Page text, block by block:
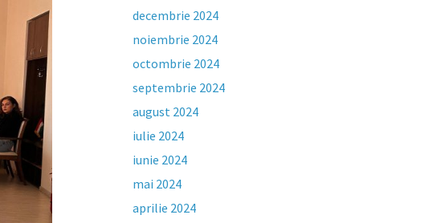
decembrie 2024
noiembrie 2024
octombrie 2024
septembrie 2024
august 2024
iulie 2024
iunie 2024
mai 2024
aprilie 2024